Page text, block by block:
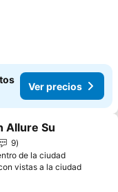
Ver precios
favoritos
Allure Su
9
de la ciudad
vistas a la ciudadVer